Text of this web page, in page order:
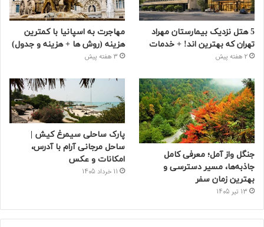
5 هتل نزدیک بیمارستان مهراد
تهران که بهترین‌ اند! + خدمات
2 هفته پیش
مهاجرت به اسپانیا با کمترین
هزینه (روش ها + هزینه و جدول)
3 هفته پیش
جنگل واز آمل؛ معرفی کامل
جاذبه‌ها، مسیر دسترسی و
بهترین زمان سفر
13 تیر 1405
پارک ساحلی سیمرغ کیش |
ساحل مرجانی آرام با آدرس،
امکانات و عکس
11 خرداد 1405